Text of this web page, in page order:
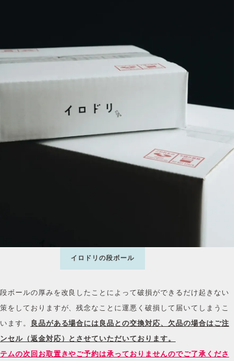
イロドリの段ボール
ボールの厚みを改良したことによって破損ができるだけ起きない
をしておりますが、残念なことに運悪く破損して届いてしまうこ
ます。 良品がある場合には良品との交換対応、欠品の場合はご注
セル（返金対応）とさせていただいております。
ムの次回お取置きやご予約は承っておりませんのでご了承くださ